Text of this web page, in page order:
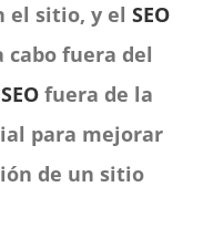
el sitio, y elSEO
cabo fuera del
SEO fuera de la
para mejorar
de un sitio